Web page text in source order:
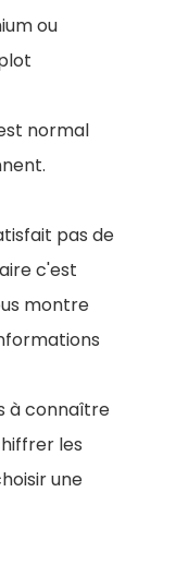
ou
normal
pas de
c'est
montre
à connaître
les
une